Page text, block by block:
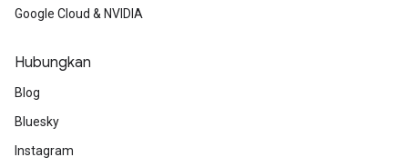
Google Cloud & NVIDIA
Hubungkan
Blog
Bluesky
Instagram